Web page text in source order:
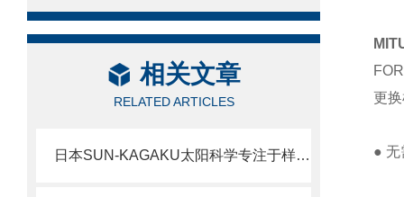
相关文章
RELATED ARTICLES
日本SUN-KAGAKU太阳科学专注于样品压缩物理性质测量仪器SD-700II北崎热卖
更
● 无